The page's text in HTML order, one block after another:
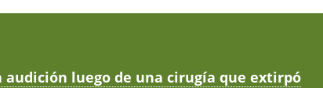
audición luego de una cirugía que extirpó